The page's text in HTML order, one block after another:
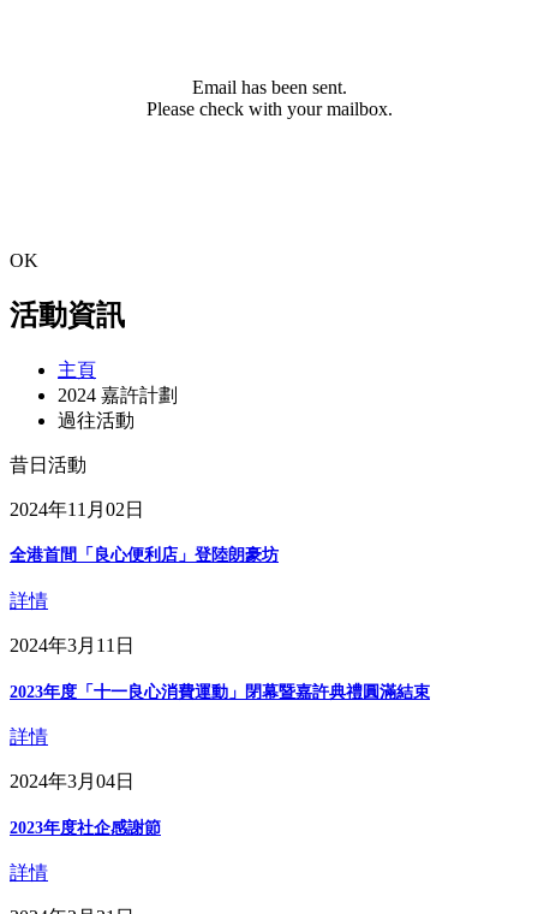
Email has been sent.
Please check with your mailbox.
OK
活動資訊
主頁
2024 嘉許計劃
過往活動
昔日活動
2024年11月02日
全港首間「良心便利店」登陸朗豪坊
詳情
2024年3月11日
2023年度「十一良心消費運動」閉幕暨嘉許典禮圓滿結束
詳情
2024年3月04日
2023年度社企感謝節
詳情